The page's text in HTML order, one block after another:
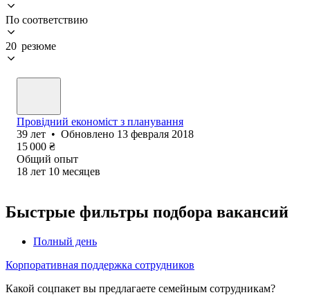
По соответствию
20 резюме
Провідний економіст з планування
39 лет • Обновлено 13 февраля 2018
15 000 ₴
Общий опыт
18 лет 10 месяцев
Быстрые фильтры подбора вакансий
Полный день
Корпоративная поддержка сотрудников
Какой соцпакет вы предлагаете семейным сотрудникам?